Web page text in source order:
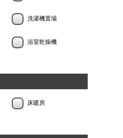
洗濯機置場
浴室乾燥機
床暖房